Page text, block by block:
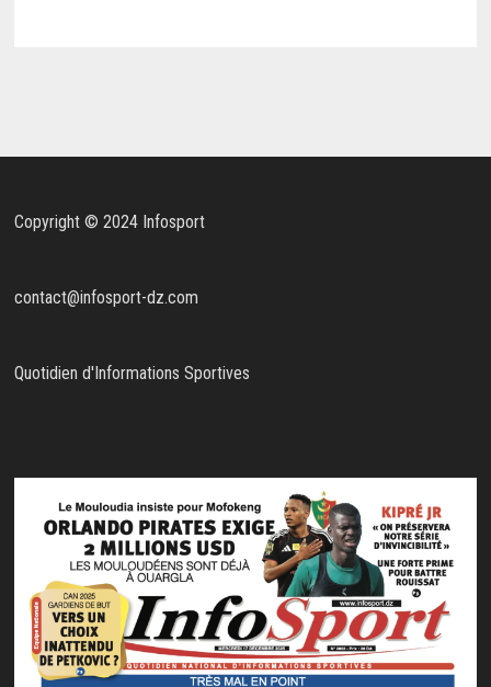
Copyright © 2024 Infosport
contact@infosport-dz.com
Quotidien d'Informations Sportives